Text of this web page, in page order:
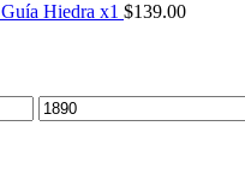
Guía Hiedra x1 $139.00
Precio
máximo